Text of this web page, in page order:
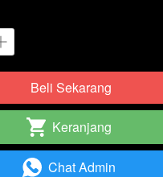
`Beli Sekarang
` Keranjang
` Chat Admin